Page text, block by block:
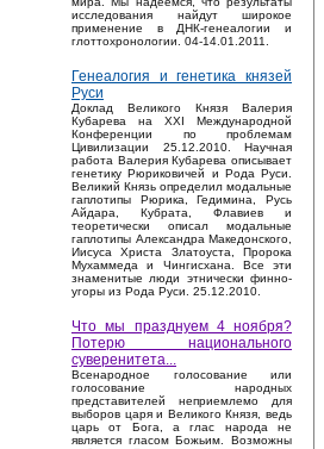
исследования найдут широкое
применение в ДНК-генеалогии и
глоттохронологии. 04-14.01.2011.
Генеалогия и генетика князей
Руси
Доклад Великого Князя Валерия
Кубарева на XXI Международной
Конференции по проблемам
Цивилизации 25.12.2010. Научная
работа Валерия Кубарева описывает
генетику Рюриковичей и Рода Руси.
Великий Князь определил модальные
гаплотипы Рюрика, Гедимина, Русь
Айдара, Кубрата, Флавиев и
теоретически описал модальные
гаплотипы Александра Македонского,
Иисуса Христа Златоуста, Пророка
Мухаммеда и Чингисхана. Все эти
знаменитые люди этнически финно-
угоры из Рода Руси. 25.12.2010.
Что мы празднуем 4 ноября?
Потерю национального
суверенитета...
Bсенародное голосование или
голосование народных
представителей неприемлемо для
выборов царя и Великого Князя, ведь
царь от Бога, а глас народа не
является гласом Божьим. Возможны